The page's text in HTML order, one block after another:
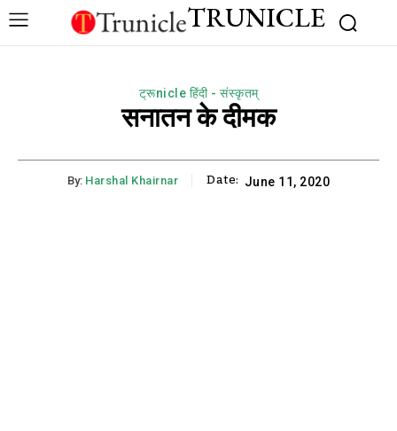
TRUNICLE
ट्रूnicle हिंदी - संस्कृतम्
सनातन के दीमक
By: Harshal Khairnar Date: June 11, 2020